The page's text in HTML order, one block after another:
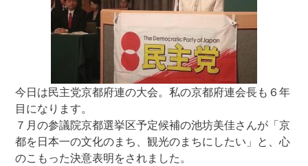
今日は民主党京都府連の大会。私の京都府連会長も６年
目になります。
７月の参議院京都選挙区予定候補の池坊美佳さんが「京
都を日本一の文化のまち、観光のまちにしたい」と、心
のこもった決意表明をされました。